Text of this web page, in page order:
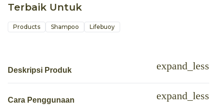
Terbaik Untuk
Products Shampoo Lifebuoy
Deskripsi Produk
Cara Penggunaan